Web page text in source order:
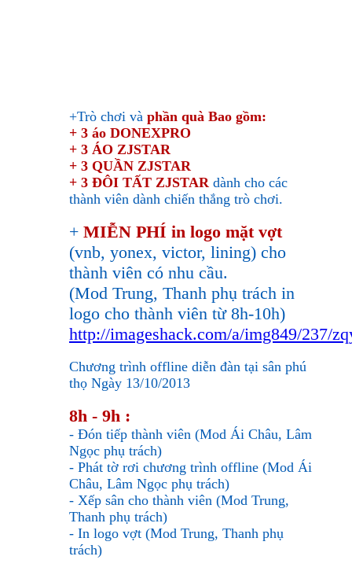
+Trò chơi và phần quà Bao gồm:
+ 3 áo DONEXPRO
+ 3 ÁO ZJSTAR
+ 3 QUẦN ZJSTAR
+ 3 ĐÔI TẤT ZJSTAR dành cho các
thành viên dành chiến thắng trò chơi.
+ MIỄN PHÍ in logo mặt vợt
(vnb, yonex, victor, lining) cho
thành viên có nhu cầu.
(Mod Trung, Thanh phụ trách in
logo cho thành viên từ 8h-10h)
http://imageshack.com/a/img849/237/
Chương trình offline diễn đàn tại sân phú
thọ Ngày 13/10/2013
8h - 9h :
- Đón tiếp thành viên (Mod Ái Châu, Lâm
Ngọc phụ trách)
- Phát tờ rơi chương trình offline (Mod Ái
Châu, Lâm Ngọc phụ trách)
- Xếp sân cho thành viên (Mod Trung,
Thanh phụ trách)
- In logo vợt (Mod Trung, Thanh phụ
trách)